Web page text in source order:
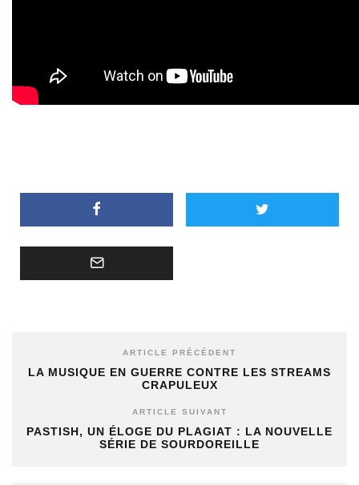
ARTICLE PRÉCÉDENT
LA MUSIQUE EN GUERRE CONTRE LES STREAMS
CRAPULEUX
ARTICLE SUIVANT
PASTISH, UN ÉLOGE DU PLAGIAT : LA NOUVELLE
SÉRIE DE SOURDOREILLE